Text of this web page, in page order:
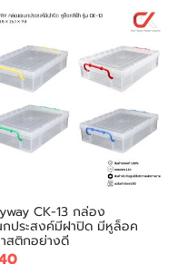
CK-13 กล่อง
กประสงค์มีฝาปิด มีหูล็อค
สติกอย่างดี